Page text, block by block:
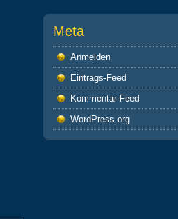
Meta
Anmelden
Eintrags-Feed
Kommentar-Feed
WordPress.org